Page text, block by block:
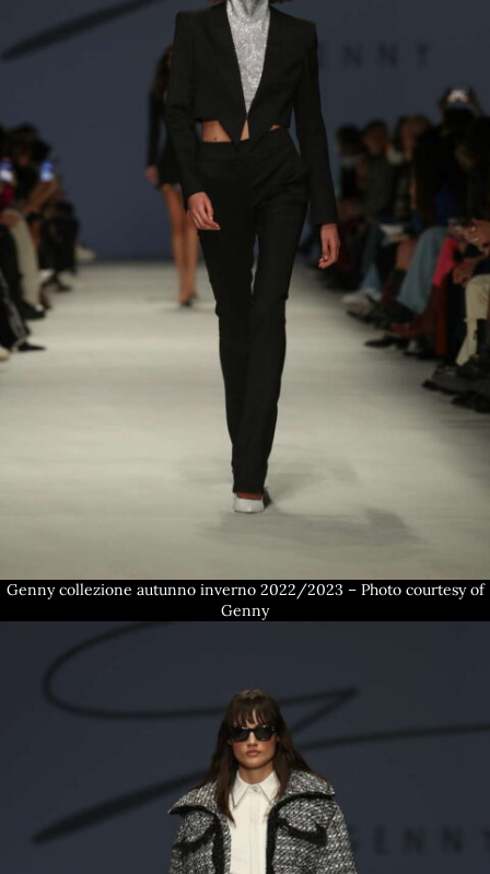
Genny collezione autunno inverno 2022/2023 – Photo courtesy of
Genny